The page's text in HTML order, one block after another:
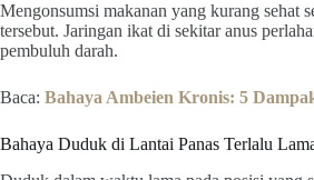
Mengonsumsi makanan yang kurang sehat
tersebut. Jaringan ikat di sekitar anus
pembuluh darah.
Baca: Bahaya Ambeien Kronis: 5
Bahaya Duduk di Lantai Panas Terlalu